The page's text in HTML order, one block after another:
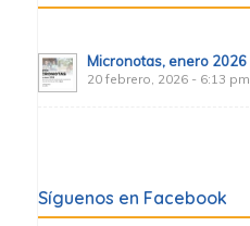
Micronotas, enero 2026
20 febrero, 2026 - 6:13 pm
Síguenos en Facebook